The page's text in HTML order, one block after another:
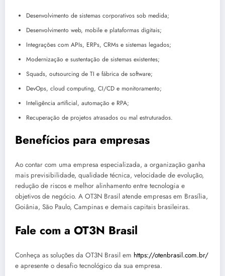
Desenvolvimento de sistemas corporativos sob medida;
Desenvolvimento web, mobile e plataformas digitais;
Integrações com APIs, ERPs, CRMs e sistemas legados;
Modernização e sustentação de sistemas existentes;
Squads, outsourcing de TI e fábrica de software;
DevOps, cloud computing, CI/CD e monitoramento;
Inteligência artificial, automação e RPA;
Recuperação de projetos atrasados ou mal estruturados.
Benefícios para empresas
Ao contar com uma empresa especializada, a organização ganha
mais previsibilidade, qualidade técnica, velocidade de evolução,
redução de riscos e melhor alinhamento entre tecnologia e
objetivos de negócio. A OT3N Brasil atende empresas em Brasília,
Goiânia, São Paulo, Campinas e demais capitais brasileiras.
Fale com a OT3N Brasil
Conheça as soluções da OT3N Brasil em https://otenbrasil.com.br/
e apresente o desafio tecnológico da sua empresa.